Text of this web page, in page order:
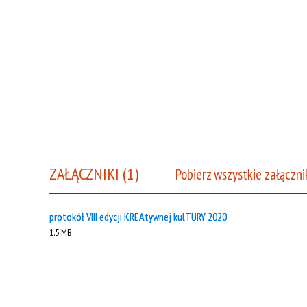
ZAŁĄCZNIKI (1) Pobierz wszystkie
protokół VIII edycji KREAtywnej kulTURY 2020
1.5 MB